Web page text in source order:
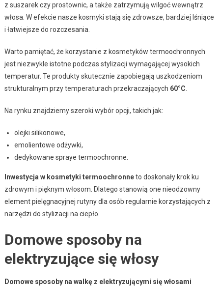
z suszarek czy prostownic, a także zatrzymują wilgoć wewnątrz
włosa. W efekcie nasze kosmyki stają się zdrowsze, bardziej lśniące
i łatwiejsze do rozczesania.
Warto pamiętać, że korzystanie z kosmetyków termoochronnych
jest niezwykle istotne podczas stylizacji wymagającej wysokich
temperatur. Te produkty skutecznie zapobiegają uszkodzeniom
strukturalnym przy temperaturach przekraczających 60°C
Na rynku znajdziemy szeroki wybór opcji, takich jak:
olejki silikonowe,
emolientowe odżywki,
dedykowane spraye termoochronne.
Inwestycja w kosmetyki termoochronneto doskonały krok ku
zdrowym i pięknym włosom. Dlatego stanowią one nieodzowny
element pielęgnacyjnej rutyny dla osób regularnie korzystających z
narzędzi do stylizacji na ciepło.
Domowe sposoby na
elektryzujące się włosy
Domowe sposoby na walkę z elektryzującymi się włosami